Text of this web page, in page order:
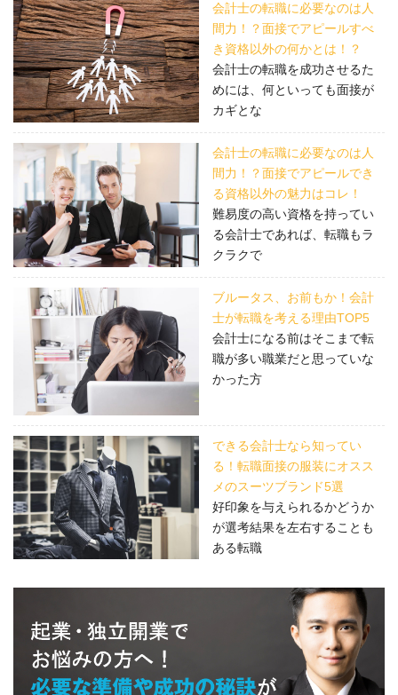
会計士の転職に必要なのは人
間力！？面接でアピールすべ
き資格以外の何かとは！？
会計士の転職を成功させるた
めには、何といっても面接が
カギとな
会計士の転職に必要なのは人
間力！？面接でアピールでき
る資格以外の魅力はコレ！
難易度の高い資格を持ってい
る会計士であれば、転職もラ
クラクで
ブルータス、お前もか！会計
士が転職を考える理由TOP5
会計士になる前はそこまで転
職が多い職業だと思っていな
かった方
できる会計士なら知ってい
る！転職面接の服装にオスス
メのスーツブランド5選
好印象を与えられるかどうか
が選考結果を左右することも
ある転職